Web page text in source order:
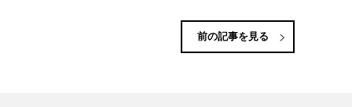
前の記事を見る